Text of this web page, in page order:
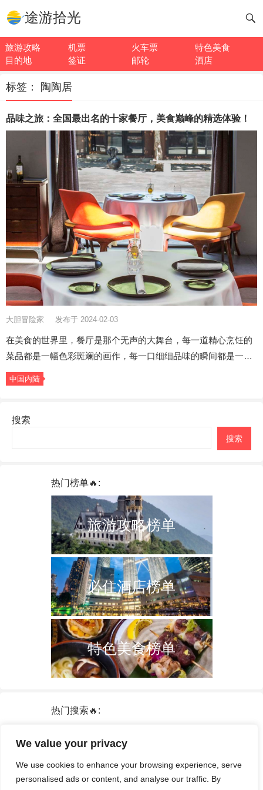
We value your privacy
We use cookies to enhance your browsing experience, serve
personalised ads or content, and analyse our traffic. By
途游拾光
旅游攻略 机票 火车票
特色美食
目的地
签证 邮轮 酒店
标签： 陶陶居
品味之旅：全国最出名的十家餐厅，美食巅峰的精选体验！
大胆冒险家 发布于 2024-02-03
在美食的世界里，餐厅是那个无声的大舞台，每一道精心烹饪的
菜品都是一幅色彩斑斓的画作，每一口细细品味的瞬间都是一…
中国内陆
搜索
搜索
热门榜单🔥:
旅游攻略榜单
必住酒店榜单
特色美食榜单
热门搜索🔥:
泰国
中国 火车票
签证
酒店